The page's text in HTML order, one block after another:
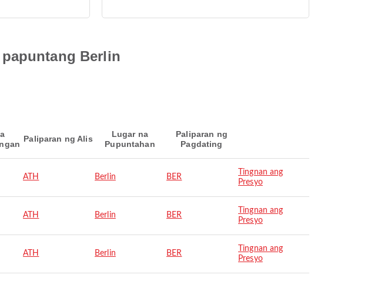
Berlin
Paliparan ng Alis
Lugar na
Pupuntahan
Paliparan ng
Pagdating
ATH Berlin BER
Tingnan ang
Presyo
ATH Berlin BER
Tingnan ang
Presyo
ATH Berlin BER
Tingnan ang
Presyo